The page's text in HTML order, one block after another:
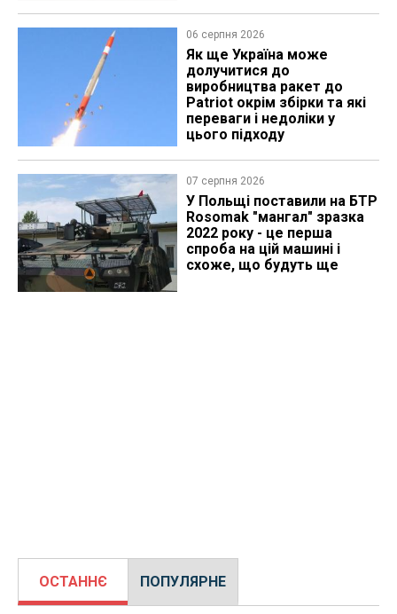
06 серпня 2026
Як ще Україна може
долучитися до
виробництва ракет до
Patriot окрім збірки та які
переваги і недоліки у
цього підходу
07 серпня 2026
У Польщі поставили на БТР
Rosomak "мангал" зразка
2022 року - це перша
спроба на цій машині і
схоже, що будуть ще
ОСТАННЄ ПОПУЛЯРНЕ